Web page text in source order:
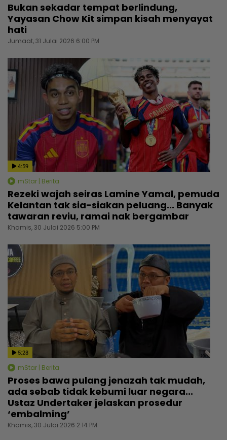
Bukan sekadar tempat berlindung,
Yayasan Chow Kit simpan kisah menyayat
hati
Jumaat, 31 Julai 2026 6:00 PM
4:59
mStar | Berita
Rezeki wajah seiras Lamine Yamal, pemuda
Kelantan tak sia-siakan peluang... Banyak
tawaran reviu, ramai nak bergambar
Khamis, 30 Julai 2026 5:00 PM
5:28
mStar | Berita
Proses bawa pulang jenazah tak mudah,
ada sebab tidak kebumi luar negara...
Ustaz Undertaker jelaskan prosedur
‘embalming’
Khamis, 30 Julai 2026 2:14 PM